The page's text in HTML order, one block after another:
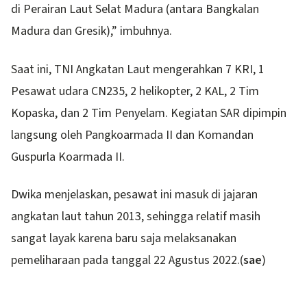
di Perairan Laut Selat Madura (antara Bangkalan
Madura dan Gresik),” imbuhnya.
Saat ini, TNI Angkatan Laut mengerahkan 7 KRI, 1
Pesawat udara CN235, 2 helikopter, 2 KAL, 2 Tim
Kopaska, dan 2 Tim Penyelam. Kegiatan SAR dipimpin
langsung oleh Pangkoarmada II dan Komandan
Guspurla Koarmada II.
Dwika menjelaskan, pesawat ini masuk di jajaran
angkatan laut tahun 2013, sehingga relatif masih
sangat layak karena baru saja melaksanakan
pemeliharaan pada tanggal 22 Agustus 2022.(sae)